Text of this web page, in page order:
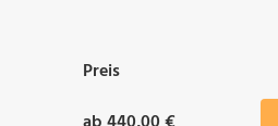
Preis